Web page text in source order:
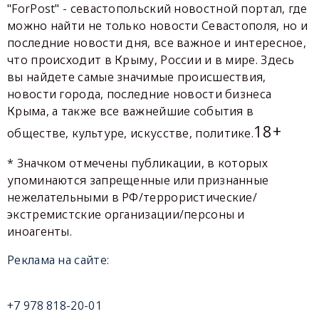
"ForPost" - севастопольский новостной портал, где
можно найти не только новости Севастополя, но и
последние новости дня, все важное и интересное,
что происходит в Крыму, России и в мире. Здесь
вы найдете самые значимые происшествия,
новости города, последние новости бизнеса
Крыма, а также все важнейшие события в
обществе, культуре, искусстве, политике.18+
* Значком отмечены публикации, в которых
упоминаются запрещенные или признанные
нежелательными в РФ/террористические/
экстремистские организации/персоны и
иноагенты.
Реклама на сайте:
+7 978 818-20-01